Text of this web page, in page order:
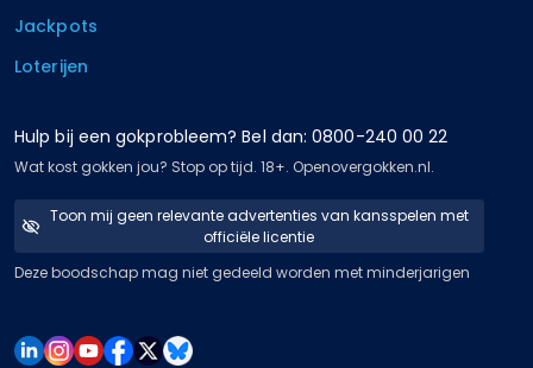
Jackpots
Loterijen
Hulp bij een gokprobleem? Bel dan: 0800-240 00 22
Wat kost gokken jou? Stop op tijd. 18+. Openovergokken.nl.
Toon mij geen relevante advertenties van kansspelen met
officiële licentie
Deze boodschap mag niet gedeeld worden met minderjarigen